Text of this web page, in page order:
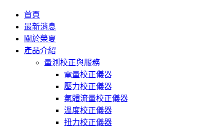
首頁
最新消息
關於榮夏
產品介紹
量測校正與服務
電量校正儀器
壓力校正儀器
氣體流量校正儀器
溫度校正儀器
扭力校正儀器